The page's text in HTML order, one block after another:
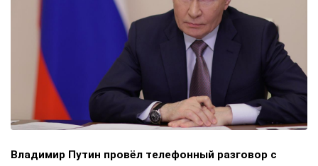
Владимир Путин провёл телефонный разговор с